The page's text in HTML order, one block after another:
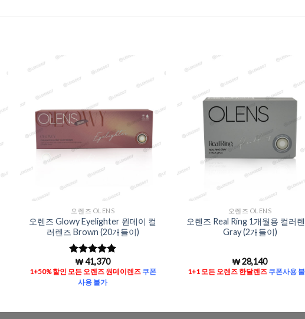
Add to
오렌즈 OLENS
오렌즈 Glowy Eyelighter 원데이 컬
러렌즈 Brown (20개들이)
5 중에서
로 평가됨
₩41,370
1+50% 할인 모든 오렌즈 원데이렌즈 쿠폰
사용 불가
Add
오렌즈 OLENS
오렌즈 Real Ring 1개월용 컬러
Gray (2개들이)
₩28,140
1+1 모든 오렌즈 한달렌즈 쿠폰사용